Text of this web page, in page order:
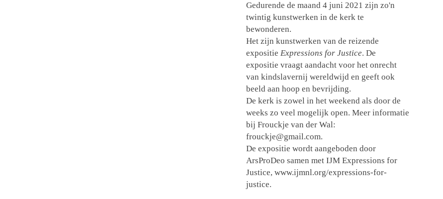
Gedurende de maand 4 juni 2021 zijn zo'n
twintig kunstwerken in de kerk te
bewonderen.
Het zijn kunstwerken van de reizende
expositie Expressions for Justice. De
expositie vraagt aandacht voor het onrecht
van kindslavernij wereldwijd en geeft ook
beeld aan hoop en bevrijding.
De kerk is zowel in het weekend als door de
weeks zo veel mogelijk open. Meer informatie
bij Frouckje van der Wal:
frouckje@gmail.com.
De expositie wordt aangeboden door
ArsProDeo samen met IJM Expressions for
Justice, www.ijmnl.org/expressions-for-
justice.